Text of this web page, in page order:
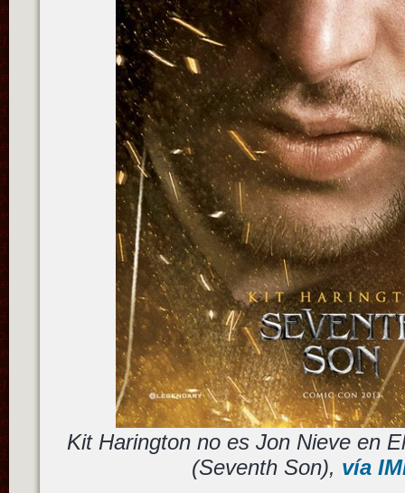
Kit Harington no es Jon Nieve en
(Seventh Son), vía